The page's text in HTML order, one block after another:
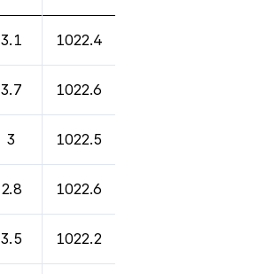
3.1 1022.4
3.7 1022.6
3 1022.5
2.8 1022.6
3.5 1022.2